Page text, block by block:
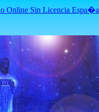
Online Sin Licencia Espa�a